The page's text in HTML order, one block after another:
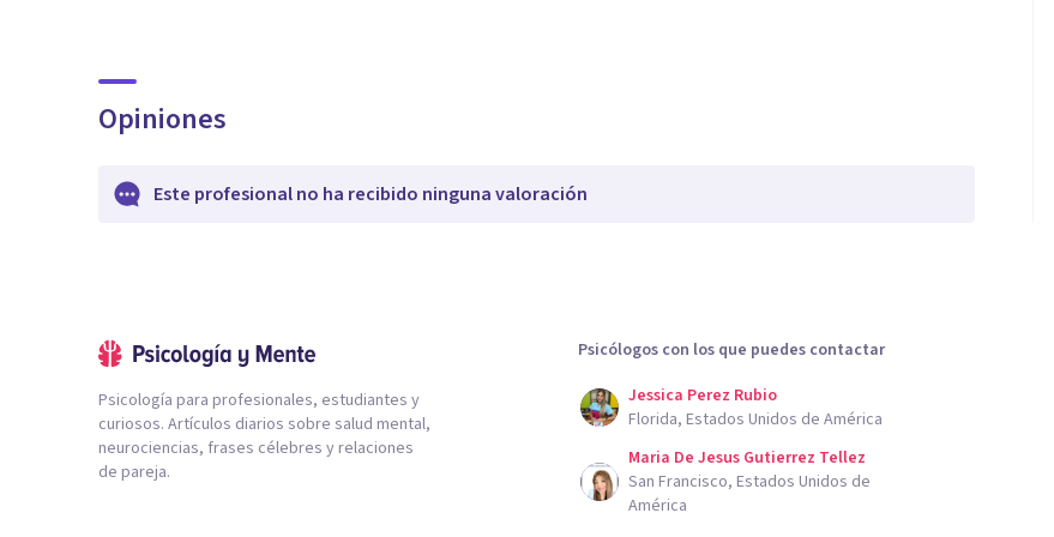
Opiniones
Este profesional no ha recibido ninguna valoración
Psicología para profesionales, estudiantes y
curiosos. Artículos diarios sobre salud mental,
neurociencias, frases célebres y relaciones
de pareja.
Psicólogos con los que puedes contactar
Jessica Perez Rubio
Florida, Estados Unidos de América
Maria De Jesus Gutierrez Tellez
San Francisco, Estados Unidos de
América